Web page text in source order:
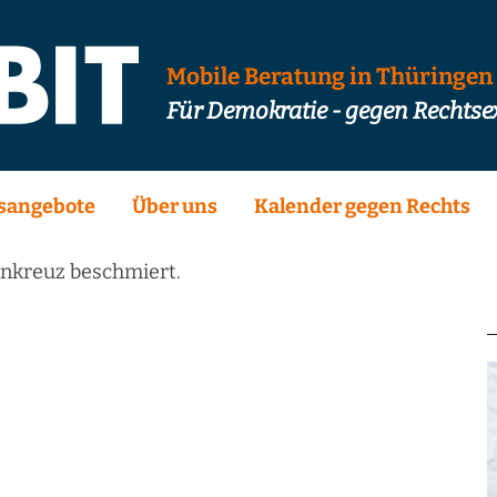
Mobile Beratung in Thüringen
Für Demokratie - gegen
Über uns Kalender gegen Rechts
beschmiert.